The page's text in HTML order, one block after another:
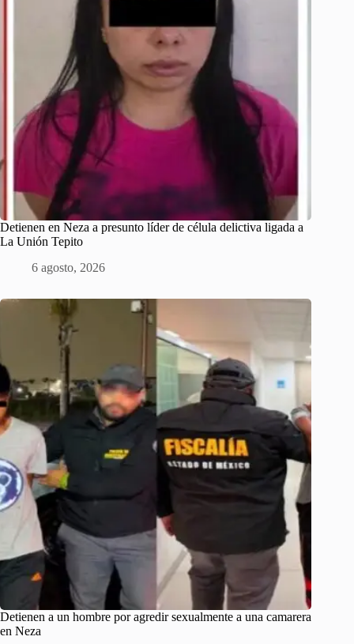
Detienen en Neza a presunto líder de célula delictiva ligada a
La Unión Tepito
6 agosto, 2026
Detienen a un hombre por agredir sexualmente a una camarera
en Neza